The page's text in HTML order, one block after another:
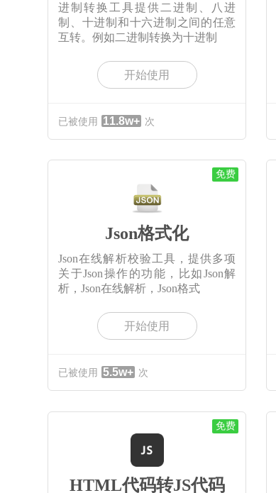
进制转换工具提供二进制、八进
制、十进制和十六进制之间的任意
互转。例如二进制转换为十进制
开始使用
已被使用 11.8w+ 次
免费
Json格式化
Json在线解析校验工具，提供多项
关于Json操作的功能，比如Json解
析，Json在线解析，Json格式
开始使用
已被使用 5.5w+ 次
免费
HTML代码转JS代码